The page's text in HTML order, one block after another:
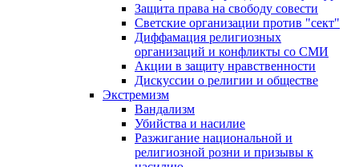
Защита права на свободу совести
Светские организации против "сект"
Диффамация религиозных
организаций и конфликты со СМИ
Акции в защиту нравственности
Дискуссии о религии и обществе
Экстремизм
Вандализм
Убийства и насилие
Разжигание национальной и
религиозной розни и призывы к